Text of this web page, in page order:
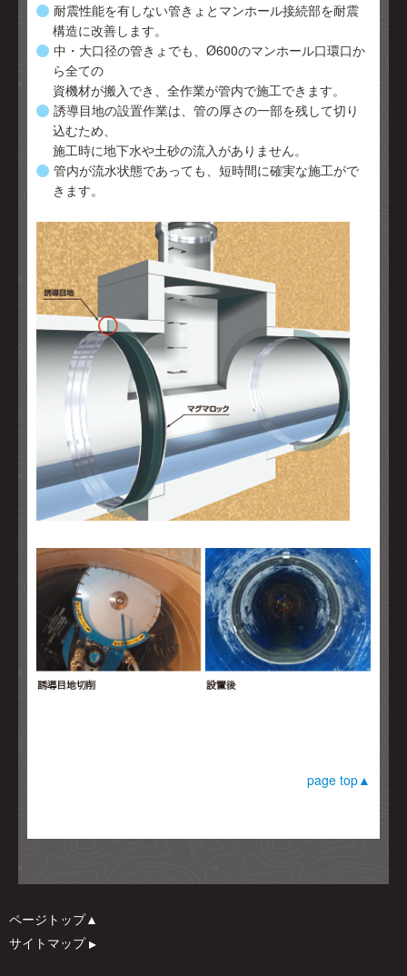
耐震性能を有しない管きょとマンホール接続部を耐震
構造に改善します。
中・大口径の管きょでも、Ø600のマンホール口環口か
ら全ての
資機材が搬入でき、全作業が管内で施工できます。
誘導目地の設置作業は、管の厚さの一部を残して切り
込むため、
施工時に地下水や土砂の流入がありません。
管内が流水状態であっても、短時間に確実な施工がで
きます。
page top▲
ページトップ▲
サイトマップ ▲